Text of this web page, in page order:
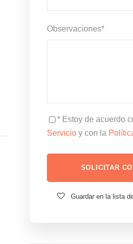
Observaciones*
* Estoy de acuerdo
Servicio y con la
Guardar en la lista